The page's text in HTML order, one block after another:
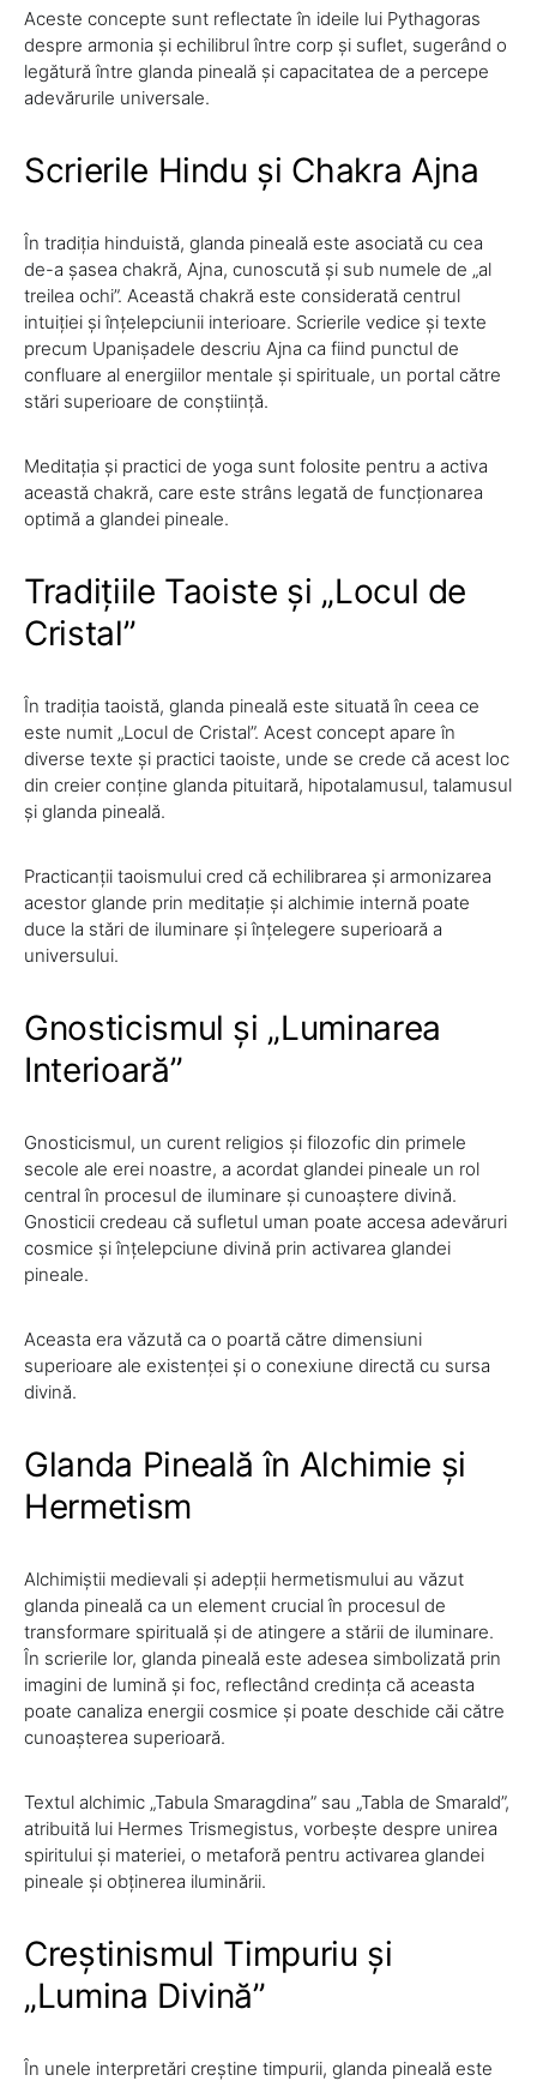
Aceste concepte sunt reflectate în ideile lui Pythagoras
despre armonia și echilibrul între corp și suflet, sugerând o
legătură între glanda pineală și capacitatea de a percepe
adevărurile universale.
Scrierile Hindu și Chakra Ajna
În tradiția hinduistă, glanda pineală este asociată cu cea
de-a șasea chakră, Ajna, cunoscută și sub numele de „al
treilea ochi”. Această chakră este considerată centrul
intuiției și înțelepciunii interioare. Scrierile vedice și texte
precum Upanișadele descriu Ajna ca fiind punctul de
confluare al energiilor mentale și spirituale, un portal către
stări superioare de conștiință.
Meditația și practici de yoga sunt folosite pentru a activa
această chakră, care este strâns legată de funcționarea
optimă a glandei pineale.
Tradițiile Taoiste și „Locul de
Cristal”
În tradiția taoistă, glanda pineală este situată în ceea ce
este numit „Locul de Cristal”. Acest concept apare în
diverse texte și practici taoiste, unde se crede că acest loc
din creier conține glanda pituitară, hipotalamusul, talamusul
și glanda pineală.
Practicanții taoismului cred că echilibrarea și armonizarea
acestor glande prin meditație și alchimie internă poate
duce la stări de iluminare și înțelegere superioară a
universului.
Gnosticismul și „Luminarea
Interioară”
Gnosticismul, un curent religios și filozofic din primele
secole ale erei noastre, a acordat glandei pineale un rol
central în procesul de iluminare și cunoaștere divină.
Gnosticii credeau că sufletul uman poate accesa adevăruri
cosmice și înțelepciune divină prin activarea glandei
pineale.
Aceasta era văzută ca o poartă către dimensiuni
superioare ale existenței și o conexiune directă cu sursa
divină.
Glanda Pineală în Alchimie și
Hermetism
Alchimiștii medievali și adepții hermetismului au văzut
glanda pineală ca un element crucial în procesul de
transformare spirituală și de atingere a stării de iluminare.
În scrierile lor, glanda pineală este adesea simbolizată prin
imagini de lumină și foc, reflectând credința că aceasta
poate canaliza energii cosmice și poate deschide căi către
cunoașterea superioară.
Textul alchimic „Tabula Smaragdina” sau „Tabla de Smarald”,
atribuită lui Hermes Trismegistus, vorbește despre unirea
spiritului și materiei, o metaforă pentru activarea glandei
pineale și obținerea iluminării.
Creștinismul Timpuriu și
„Lumina Divină”
În unele interpretări creștine timpurii, glanda pineală este